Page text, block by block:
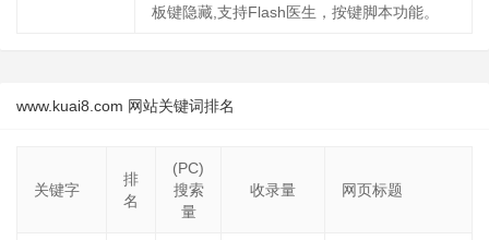
板键隐藏,支持Flash医生，按键脚本功能。
www.kuai8.com 网站关键词排名
关键字
排
名
(PC)
搜索
量
收录量 网页标题